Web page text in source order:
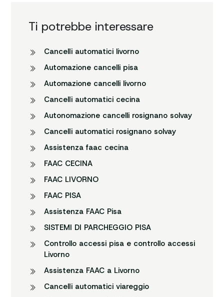
Ti potrebbe interessare
CancelIi automatici livorno
Automazione cancelli pisa
Automazione cancelli livorno
CancelIi automatici cecina
Autonomazione cancelli rosignano solvay
CancelIi automatici rosignano solvay
Assistenza faac cecina
FAAC CECINA
FAAC LIVORNO
FAAC PISA
Assistenza FAAC Pisa
SISTEMI DI PARCHEGGIO PISA
Controllo accessi pisa e controllo accessi
Livorno
Assistenza FAAC a Livorno
CancelIi automatici viareggio